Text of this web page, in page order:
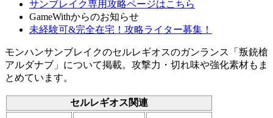
サンブレイク専用攻略ページはこちら
GameWithからのお知らせ
未経験可&完全在宅！攻略ライター募集！
モンハンサンブレイクのセルレギオスのガンランス「叛銃槍
アルダナブ」について掲載。攻撃力・切れ味や強化素材もま
とめています。
セルレギオス関連